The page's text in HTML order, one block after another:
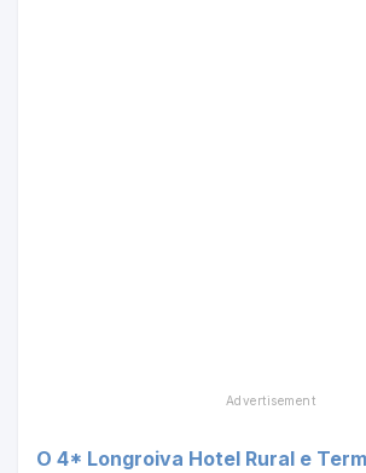
O 4* Longroiva Hotel Rural e